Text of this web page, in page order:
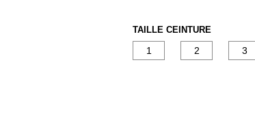
TAILLE CEINTURE
1 2 3